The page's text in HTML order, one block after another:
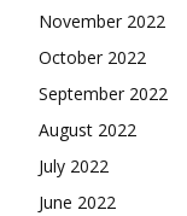
November 2022
October 2022
September 2022
August 2022
July 2022
June 2022